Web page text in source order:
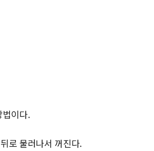
법이다.
로 물러나서 꺼진다.